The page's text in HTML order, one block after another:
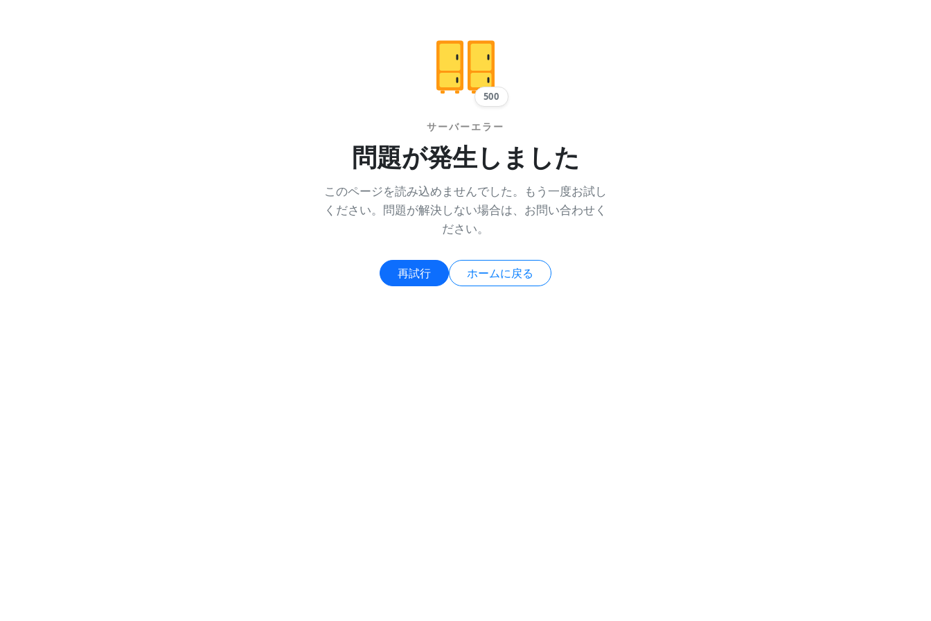
500
サーバーエラー
問題が発生しました
このページを読み込めませんでした。もう一度お試し
ください。問題が解決しない場合は、お問い合わせく
ださい。
再試行 ホームに戻る